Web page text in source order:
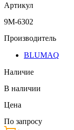
Артикул
9M-6302
Производитель
BLUMAQ
Наличие
В наличии
Цена
По запросу